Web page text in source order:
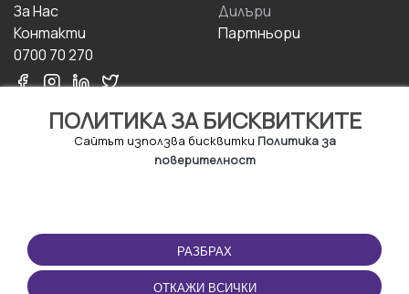
ПОЛИТИКА ЗА БИСКВИТКИТЕ
Сайтът използва бисквитки Политика за
поверителност
РАЗБРАХ
ОТКАЖИ ВСИЧКИ
За Hас
Контакти
0700 70 270
Дилъри
Партньори
ПОЛЗВАНЕ
Правила и условия за
ползване
ПРИЛОЖЕНИЕТО